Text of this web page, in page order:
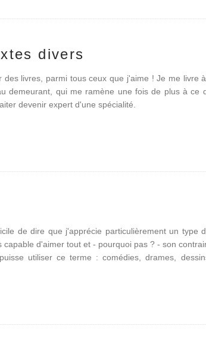
divers
des livres, parmi tous ceux que j'aime ! Je me livre
demeurant, qui me ramène une fois de plus à ce
devenir expert d'une spécialité.
de dire que j'apprécie particulièrement un type
capable d'aimer tout et - pourquoi pas ? - son
utiliser ce terme : comédies, drames,